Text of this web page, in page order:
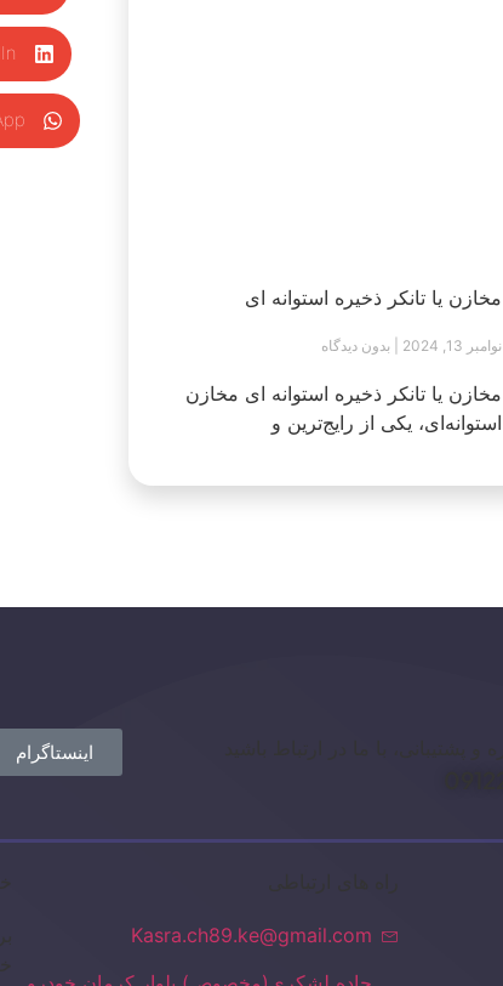
مخازن یا تانکر ذخیره استوانه ای
نوامبر 13, 2024 بدون دیدگاه
مخازن یا تانکر ذخیره استوانه ای مخازن
استوانه‌ای، یکی از رایج‌ترین و
اینستاگرام
Kasra.ch89.ke@gmail.com